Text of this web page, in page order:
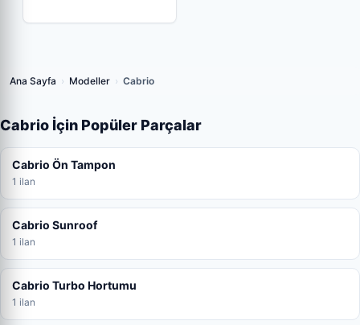
Ana Sayfa › Modeller › Cabrio
Cabrio İçin Popüler Parçalar
Cabrio Ön Tampon
1 ilan
Cabrio Sunroof
1 ilan
Cabrio Turbo Hortumu
1 ilan